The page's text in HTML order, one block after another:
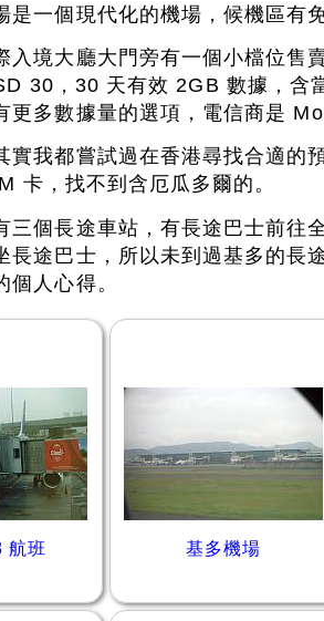
是一個現代化的機場，候機區有
入境大廳大門旁有一個小檔位售
30，30 天有效 2GB 數據，含
更多數據量的選項，電信商是
實我都嘗試過在香港尋找合適的
卡，找不到含厄瓜多爾的。
三個長途車站，有長途巴士前往
長途巴士，所以未到過基多的長
個人心得。
航班 基多機場